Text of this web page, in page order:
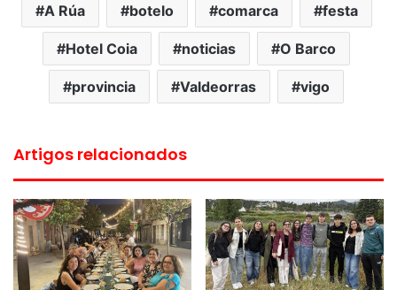
A Rúa botelo comarca festa
Hotel Coia noticias O Barco
provincia Valdeorras vigo
Artigos relacionados